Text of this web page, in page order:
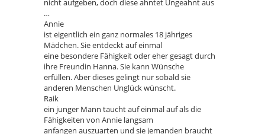
nicht aufgeben, doch diese ahntet Ungeahnt aus
…
Annie
ist eigentlich ein ganz normales 18 jähriges
Mädchen. Sie entdeckt auf einmal
eine besondere Fähigkeit oder eher gesagt durch
ihre Freundin Hanna. Sie kann Wünsche
erfüllen. Aber dieses gelingt nur sobald sie
anderen Menschen Unglück wünscht.
Raik
ein junger Mann taucht auf einmal auf als die
Fähigkeiten von Annie langsam
anfangen auszuarten und sie jemanden braucht